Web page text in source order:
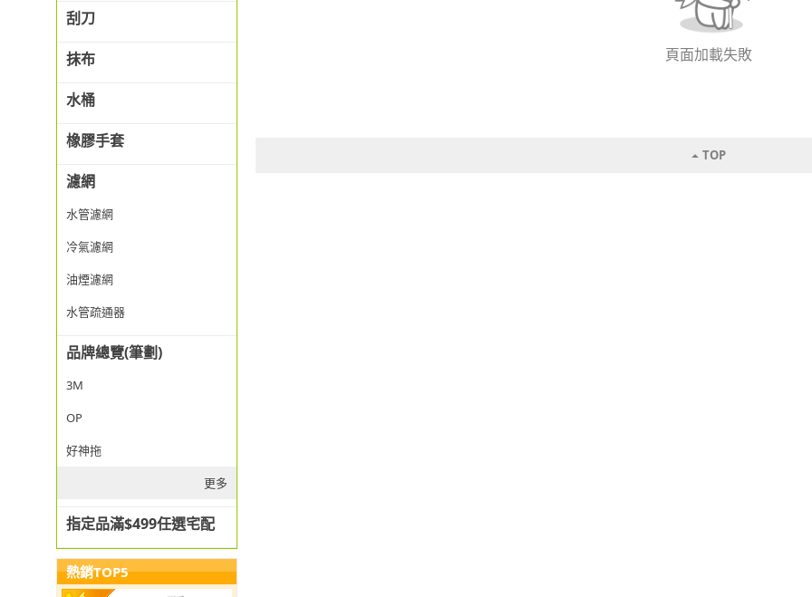
刮刀
抹布
水桶
橡膠手套
濾網
水管濾網
冷氣濾網
油煙濾網
水管疏通器
品牌總覽(筆劃)
3M
OP
好神拖
更多
指定品滿$499任選宅配
熱銷TOP5
頁面加載失敗
TOP